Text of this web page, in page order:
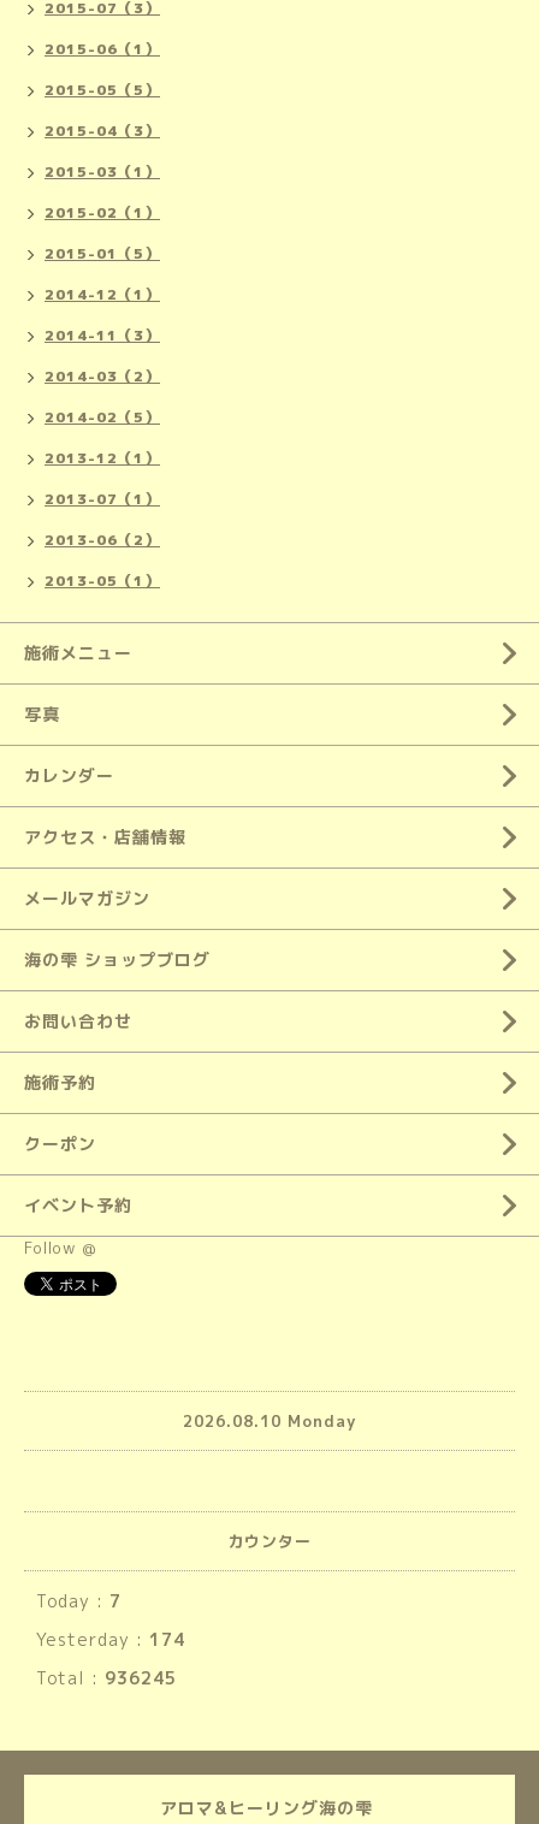
2015-07（3）
2015-06（1）
2015-05（5）
2015-04（3）
2015-03（1）
2015-02（1）
2015-01（5）
2014-12（1）
2014-11（3）
2014-03（2）
2014-02（5）
2013-12（1）
2013-07（1）
2013-06（2）
2013-05（1）
施術メニュー
写真
カレンダー
アクセス・店舗情報
メールマガジン
海の雫 ショップブログ
お問い合わせ
施術予約
クーポン
イベント予約
Follow @
2026.08.10 Monday
カウンター
Today : 7
Yesterday : 174
Total : 936245
アロマ&ヒーリング海の雫